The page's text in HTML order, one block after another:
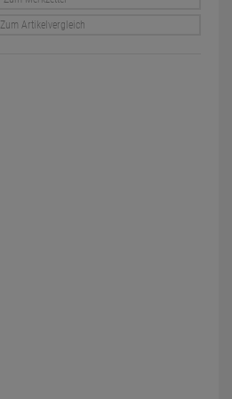
Zum Artikelvergleich